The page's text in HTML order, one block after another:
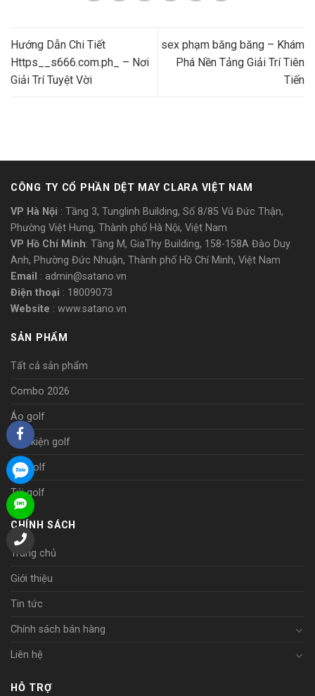
Hướng Dẫn Chi Tiết
Https__s666.com.ph_ – Nơi
Giải Trí Tuyệt Vời
sex phạm băng băng – Khám
Phá Nền Tảng Giải Trí Tiên
Tiến
CÔNG TY CỔ PHẦN DỆT MAY CLARA VIỆT NAM
VP Hà Nội : Tầng 3, Tunglinh Building, Số 8/85 Vũ Đức Thận,
Phường Việt Hưng, Thành phố Hà Nội, Việt Nam
VP Hồ Chí Minh: Tầng M, GiaThy Building, 158-158A Đào Duy
Anh, Phường Đức Nhuận, Thành phố Hồ Chí Minh, Việt Nam
Email : admin@satano.vn
Điện thoại : 18009073
Website : www.satano.vn
SẢN PHẨM
Tất cả sản phẩm
Combo 2026
Áo golf
Phụ kiện golf
Mũ golf
Túi golf
CHÍNH SÁCH
Trang chủ
Giới thiệu
Tin tức
Chính sách bán hàng
Liên hệ
HỖ TRỢ